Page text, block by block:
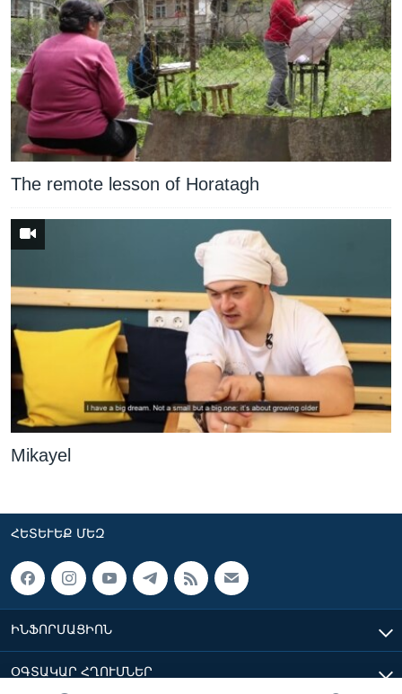
The remote lesson of Horatagh
Mikayel
ՀԵՏԵՒԵՔ ՄԵԶ
ԻՆՖՈՐՄԱՑԻՈՆ
ՕԳՏԱԿԱՐ ՀՂՈՒՄՆԵՐ